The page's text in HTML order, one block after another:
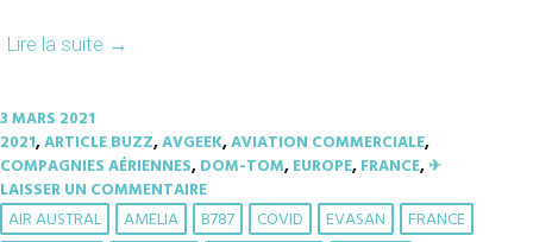
Lire la suite →
3 MARS 2021
2021,ARTICLE BUZZ,AVGEEK,AVIATION COMMERCIALE,
COMPAGNIES AÉRIENNES,DOM-TOM,EUROPE,FRANCE,✈︎
LAISSER UN COMMENTAIRE
AIR AUSTRAL AMELIA B787 COVID EVASAN
FRANCE